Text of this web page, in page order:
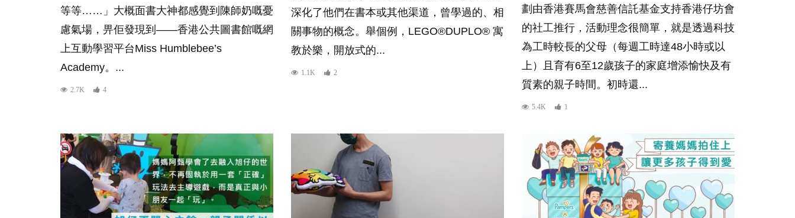
等等……」大概面書大神都感覺到陳師奶嘅憂
慮氣場，畀佢發現到——香港公共圖書館嘅網
上互動學習平台Miss Humblebee’s
Academy。...
2.7K 4
深化了他們在書本或其他渠道，曾學過的、相
關事物的概念。舉個例，LEGO®DUPLO® 寓
教於樂，開放式的...
1.1K 2
劃由香港賽馬會慈善信託基金支持香港仔坊會
的社工推行，活動理念很簡單，就是透過科技
為工時較長的父母（每週工時達48小時或以
上）且育有6至12歲孩子的家庭增添愉快及有
質素的親子時間。初時還...
5.4K 1